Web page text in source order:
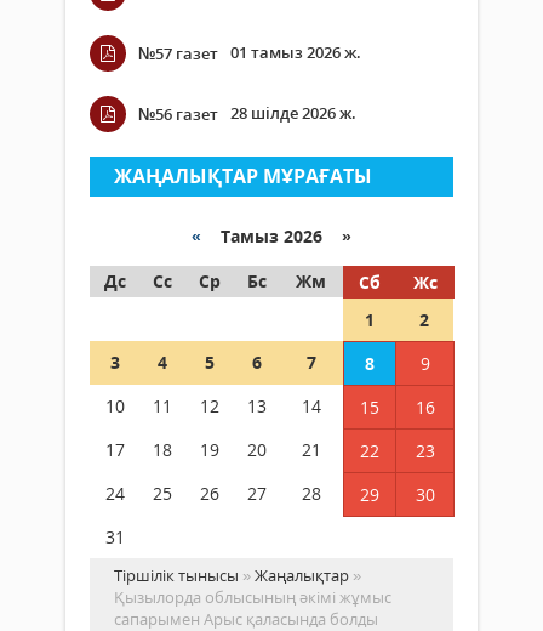
№57 газет 01 тамыз 2026 ж.
№56 газет 28 шілде 2026 ж.
ЖАҢАЛЫҚТАР МҰРАҒАТЫ
« Тамыз 2026 »
Дс
Сс Ср Бс Жм Сб
Жс
1
2
3
4 5 6 7 8
9
10
11 12 13 14 15
16
17
18 19 20 21 22
23
24
25 26 27 28 29
30
31
Тіршілік тынысы »Жаңалықтар »
Қызылорда облысының әкімі жұмыс
сапарымен Арыс қаласында болды